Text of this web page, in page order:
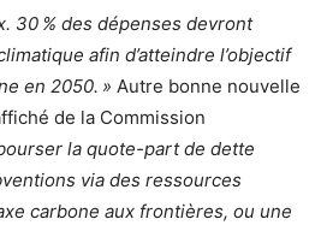
30 % des dépenses devront
afin d’atteindre l’objectif
en 2050. » Autre bonne nouvelle
de la Commission
la quote-part de dette
via des ressources
carbone aux frontières, ou une